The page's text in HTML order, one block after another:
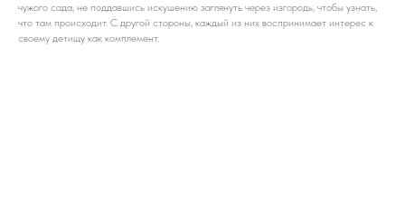
чужого сада, не поддавшись искушению заглянуть через изгородь, чтобы узнать,
что там происходит. С другой стороны, каждый из них воспринимает интерес к
своему детищу как комплемент.